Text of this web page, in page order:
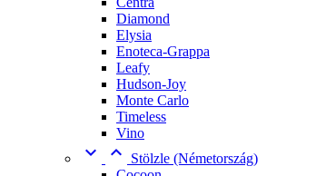
Diamond
Elysia
Enoteca-Grappa
Leafy
Hudson-Joy
Monte Carlo
Timeless
Vino
 
Stölzle (Németország)